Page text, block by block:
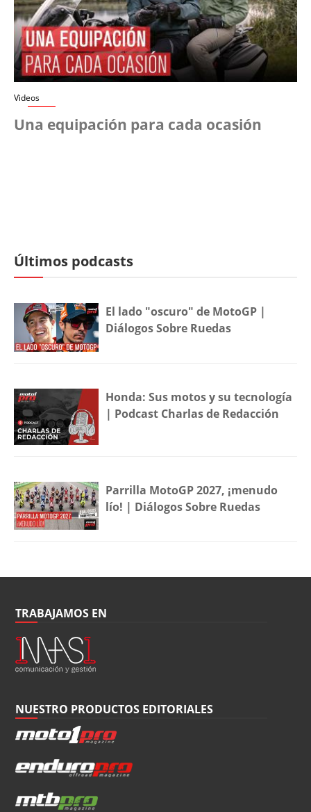
Videos
Una equipación para cada ocasión
Últimos podcasts
El lado "oscuro" de MotoGP |
Diálogos Sobre Ruedas
Honda: Sus motos y su tecnología
| Podcast Charlas de Redacción
Parrilla MotoGP 2027, ¡menudo
lío! | Diálogos Sobre Ruedas
TRABAJAMOS EN
NUESTRO PRODUCTOS EDITORIALES